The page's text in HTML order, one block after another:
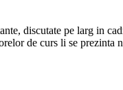
discutate pe larg in
de curs li se